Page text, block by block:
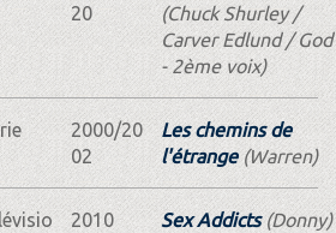
20
(Chuck Shurley /
Carver Edlund / God
- 2ème voix)
2000/20
02
Les chemins de
l'étrange(Warren)
2010 Sex Addicts(Donny)